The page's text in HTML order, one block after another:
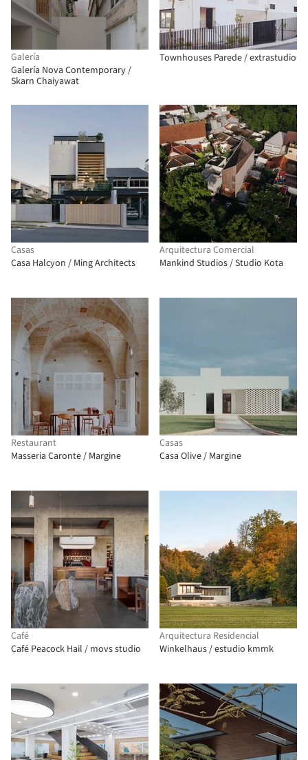
Galería
Galería Nova Contemporary /
Skarn Chaiyawat
Townhouses Parede / extrastudio
Casas
Casa Halcyon / Ming Architects
Arquitectura Comercial
Mankind Studios / Studio Kota
Restaurant
Masseria Caronte / Margine
Casas
Casa Olive / Margine
Café
Café Peacock Hail / movs studio
Arquitectura Residencial
Winkelhaus / estudio kmmk